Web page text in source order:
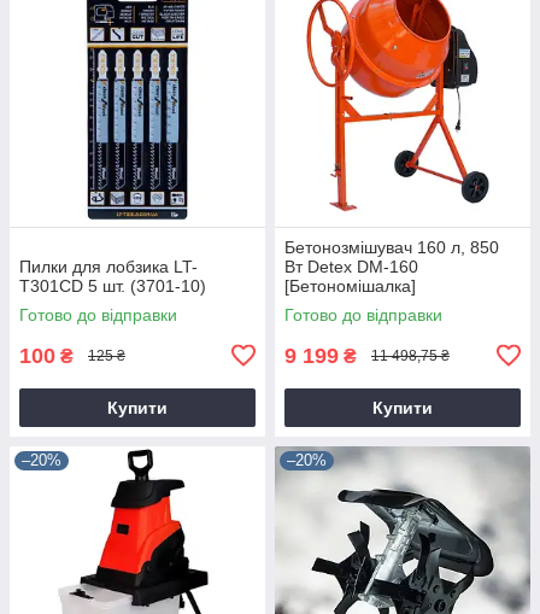
Пилки для лобзика LT-
T301CD 5 шт. (3701-10)
Готово до відправки
100 ₴ 125 ₴
Купити
Бетонозмішувач 160 л, 850
Вт Detex DM-160
[Бетономішалка]
Готово до відправки
9 199 ₴ 11 498,75 ₴
Купити
–20% –20%